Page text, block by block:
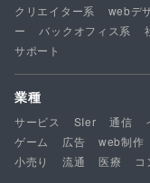
クリエイター系
webデ
ー
バックオフィス系
サポート
業種
サービス SIer 通信
ゲーム
広告 web制作
小売り
流通 医療